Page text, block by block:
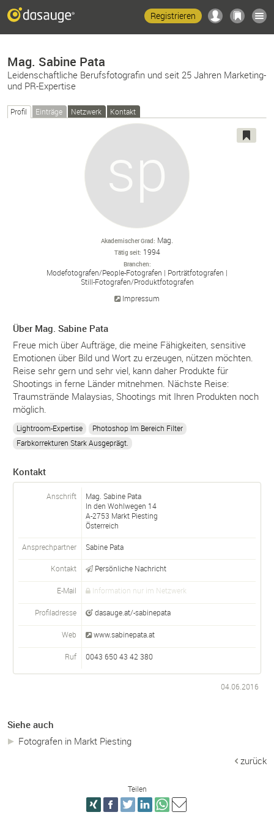
Registrieren
Mag. Sabine Pata
Leidenschaftliche Berufsfotografin und seit 25 Jahren Marketing-
und PR-Expertise
Profil Einträge Netzwerk Kontakt
Akademischer Grad Mag.
Tätig seit 1994
Branchen
Modefotografen/People-Fotografen
Porträtfotografen
Still-Fotografen/Produktfotografen
Impressum
Über Mag. Sabine Pata
Freue mich über Aufträge, die meine Fähigkeiten, sensitive
Emotionen über Bild und Wort zu erzeugen, nützen möchten.
Reise sehr gern und sehr viel, kann daher Produkte für
Shootings in ferne Länder mitnehmen. Nächste Reise:
Traumstrände Malaysias, Shootings mit Ihren Produkten noch
möglich.
Lightroom-Expertise
Photoshop Im Bereich Filter
Farbkorrekturen Stark Ausgeprägt.
Kontakt
Anschrift
Mag. Sabine Pata
In den Wohlwegen 14
A-2753 Markt Piesting
Österreich
Ansprechpartner Sabine Pata
Kontakt Persönliche Nachricht
E-Mail Information nur im Netzwerk
Profiladresse dasauge.at/-sabinepata
Web www.sabinepata.at
Ruf 0043 650 43 42 380
04.06.2016
Siehe auch
Fotografen in Markt Piesting
zurück
Teilen